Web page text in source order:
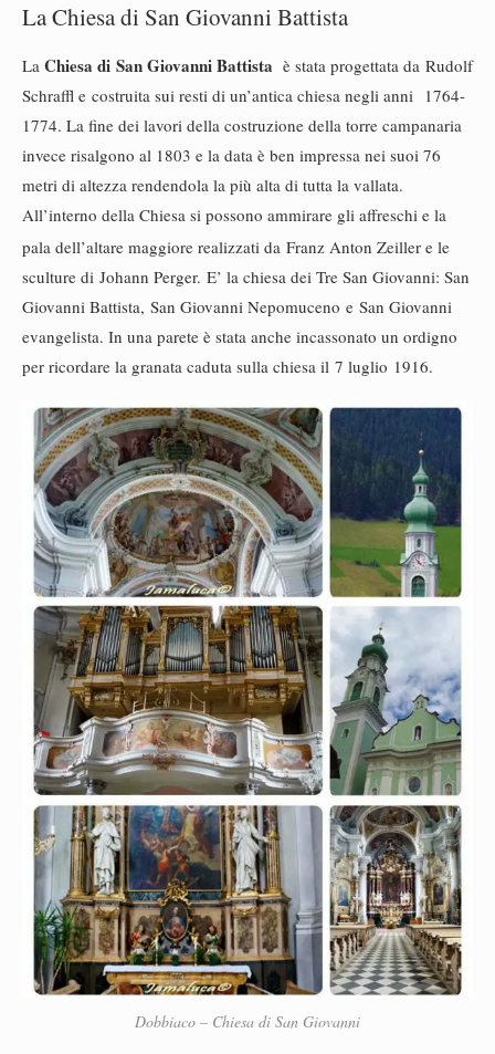
La Chiesa di San Giovanni Battista
La Chiesa di San Giovanni Battista è stata progettata da Rudolf
Schraffl e costruita sui resti di un’antica chiesa negli anni 1764-
1774. La fine dei lavori della costruzione della torre campanaria
invece risalgono al 1803 e la data è ben impressa nei suoi 76
metri di altezza rendendola la più alta di tutta la vallata.
All’interno della Chiesa si possono ammirare gli affreschi e la
pala dell’altare maggiore realizzati da Franz Anton Zeiller e le
sculture di Johann Perger. E’ la chiesa dei Tre San Giovanni: San
Giovanni Battista, San Giovanni Nepomuceno e San Giovanni
evangelista. In una parete è stata anche incassonato un ordigno
per ricordare la granata caduta sulla chiesa il 7 luglio 1916.
Dobbiaco – Chiesa di San Giovanni